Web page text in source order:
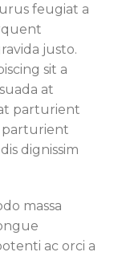
feugiat a
justo.
sit a
at
parturient
parturient
dignissim
massa
ac orci a